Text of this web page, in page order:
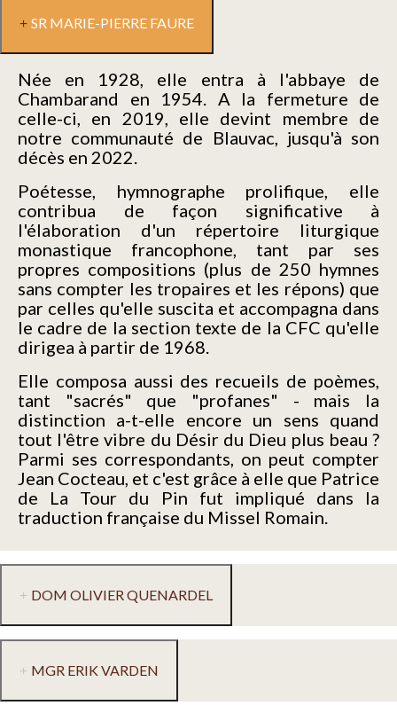
SR MARIE-PIERRE FAURE
Née en 1928, elle entra à l'abbaye de
Chambarand en 1954. A la fermeture de
celle-ci, en 2019, elle devint membre de
notre communauté de Blauvac, jusqu'à son
décès en 2022.
Poétesse, hymnographe prolifique, elle
contribua de façon significative à
l'élaboration d'un répertoire liturgique
monastique francophone, tant par ses
propres compositions (plus de 250 hymnes
sans compter les tropaires et les répons) que
par celles qu'elle suscita et accompagna dans
le cadre de la section texte de la CFC qu'elle
dirigea à partir de 1968.
Elle composa aussi des recueils de poèmes,
tant "sacrés" que "profanes" - mais la
distinction a-t-elle encore un sens quand
tout l'être vibre du Désir du Dieu plus beau ?
Parmi ses correspondants, on peut compter
Jean Cocteau, et c'est grâce à elle que Patrice
de La Tour du Pin fut impliqué dans la
traduction française du Missel Romain.
DOM OLIVIER QUENARDEL
MGR ERIK VARDEN